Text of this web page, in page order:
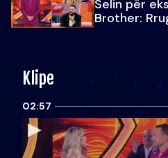
Selin për
Brother:
Klipe
02:57